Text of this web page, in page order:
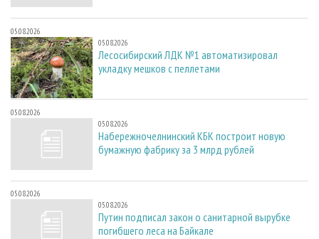
05.08.2026
05.08.2026
Лесосибирский ЛДК №1 автоматизировал
укладку мешков с пеллетами
05.08.2026
05.08.2026
Набережночелнинский КБК построит новую
бумажную фабрику за 3 млрд рублей
05.08.2026
05.08.2026
Путин подписал закон о санитарной вырубке
погибшего леса на Байкале